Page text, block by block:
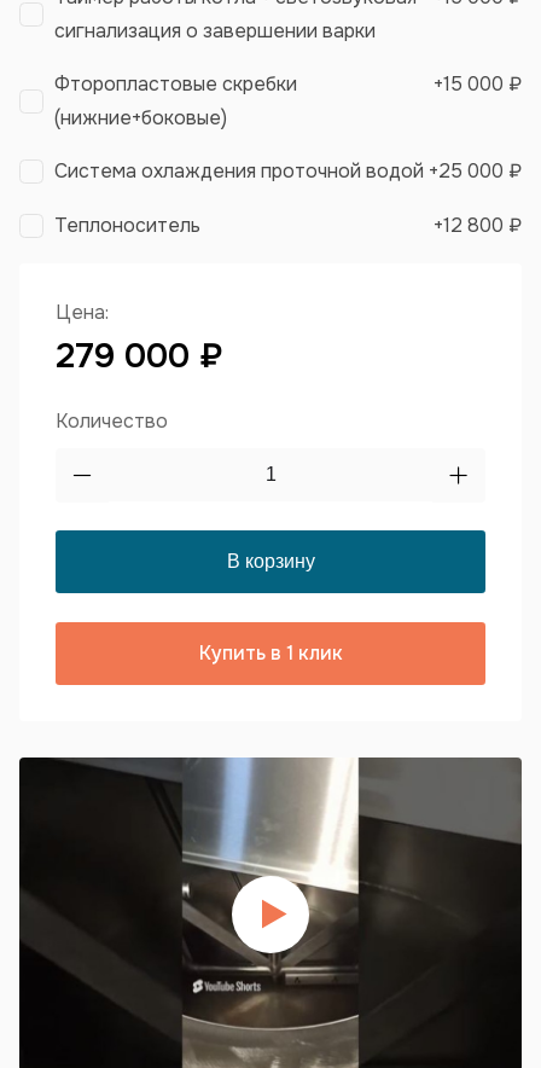
сигнализация о завершении варки
Фторопластовые скребки
(нижние+боковые)
+15 000 ₽
Система охлаждения проточной водой +25 000 ₽
Теплоноситель +12 800 ₽
Цена:
279 000 ₽
Количество
Купить в 1 клик